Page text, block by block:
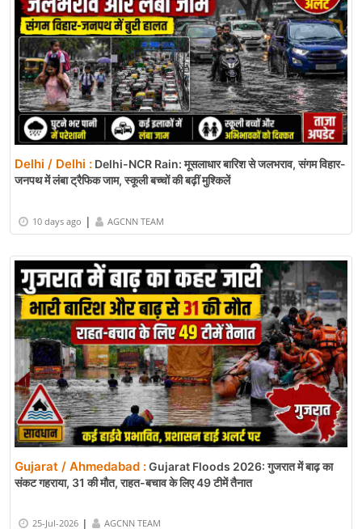
Delhi / Delhi : Delhi-NCR Rain: मूसलाधार बारिश से जलभराव, संगम विहार-
जनपथ में लंबा ट्रैफिक जाम, स्कूली बच्चों की बढ़ीं मुश्किलें
10 days ago | AGCNN TEAM
Gujarat / Ahmedabad :Gujarat Floods 2026: गुजरात में बाढ़ का
संकट गहराया, 31 की मौत, राहत-बचाव के लिए 49 टीमें तैनात
25-Jul-2026 | AGCNN TEAM